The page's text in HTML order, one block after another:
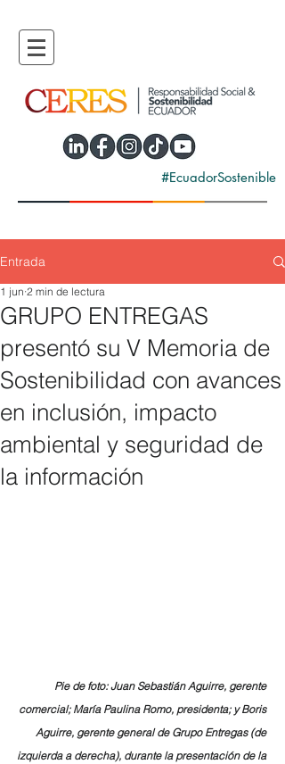
#EcuadorSostenible
Entrada
GRUPO ENTREGAS
presentó su V Memoria de
Sostenibilidad con avances
en inclusión, impacto
ambiental y seguridad de
la información
1 jun 2 min de lectura
Pie de foto: Juan Sebastián Aguirre, gerente
comercial; María Paulina Romo, presidenta; y Boris
Aguirre, gerente general de Grupo Entregas (de
izquierda a derecha), durante la presentación de la